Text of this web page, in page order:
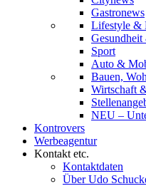
Gastronews
Lifestyle &
Gesundheit
Sport
Auto &
Bauen,
Wirtschaft
NEU –
Kontrovers
Werbeagentur
Kontakt etc.
Kontaktdaten
Über Udo